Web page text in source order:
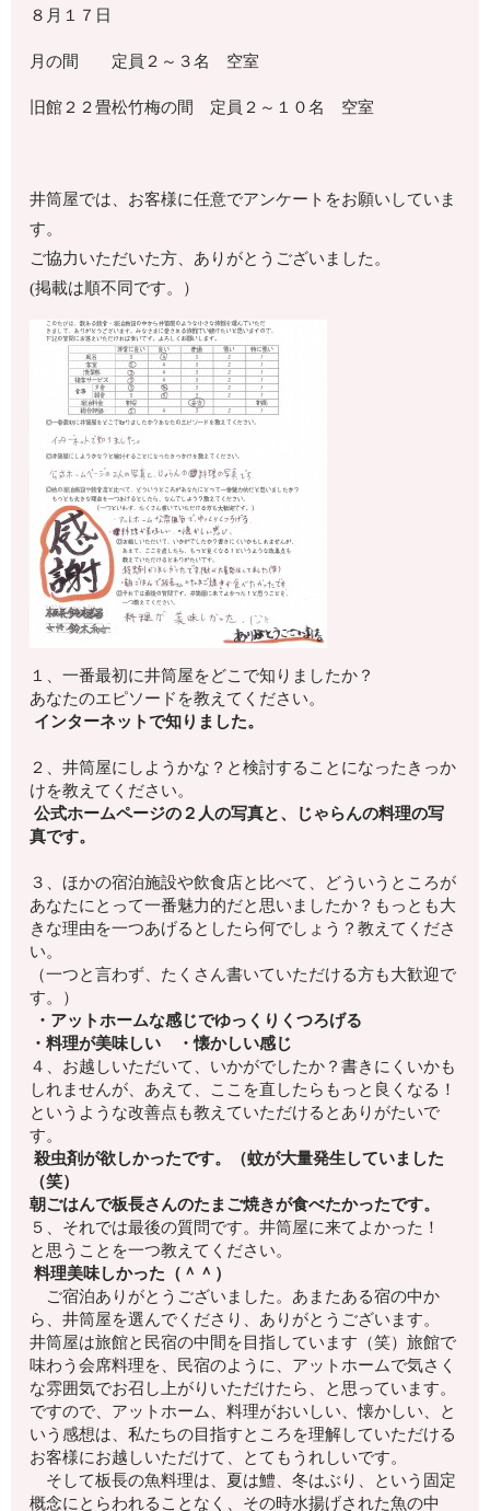
８月１７日
月の間 定員２～３名 空室
旧館２２畳松竹梅の間 定員２～１０名 空室
井筒屋では、お客様に任意でアンケートをお願いしていま
す。
ご協力いただいた方、ありがとうございました。
(掲載は順不同です。）
１、一番最初に井筒屋をどこで知りましたか？
あなたのエピソードを教えてください。
インターネットで知りました。
２、井筒屋にしようかな？ と検討することになったきっか
けを教えてください。
公式ホームページの２人の写真と、じゃらんの料理の写
真です。
３、ほかの宿泊施設や飲食店と比べて、
どういうところが
あなたにとって一番魅力的だと思いましたか？もっとも大
きな理由を一つあげるとしたら何でしょう？教えてくださ
い。
（一つと言わず、たくさん書いていただける方も大歓迎で
す。）
・アットホームな感じでゆっくりくつろげる
・料理が美味しい ・懐かしい感じ
４、お越しいただいて、いかがでしたか？書きにくいかも
しれませんが、 あえて、ここを直したらもっと良くなる！
というような改善点も教えていただけるとありがたいで
す。
殺虫剤が欲しかったです。（蚊が大量発生していました
（笑）
朝ごはんで板長さんのたまご焼きが食べたかったです。
５、それでは最後の質問です。井筒屋に来てよかった！
と思うことを一つ教えてください。
料理美味しかった（＾＾）
ご宿泊ありがとうございました。あまたある宿の中か
ら、井筒屋を選んでくださり、ありがとうございます。
井筒屋は旅館と民宿の中間を目指しています（笑）旅館で
味わう会席料理を、民宿のように、アットホームで気さく
な雰囲気でお召し上がりいただけたら、と思っています。
ですので、アットホーム、料理がおいしい、懐かしい、と
いう感想は、私たちの目指すところを理解していただける
お客様にお越しいただけて、とてもうれしいです。
そして板長の魚料理は、夏は鱧、冬はぶり、という固定
概念にとらわれることなく、その時水揚げされた魚の中